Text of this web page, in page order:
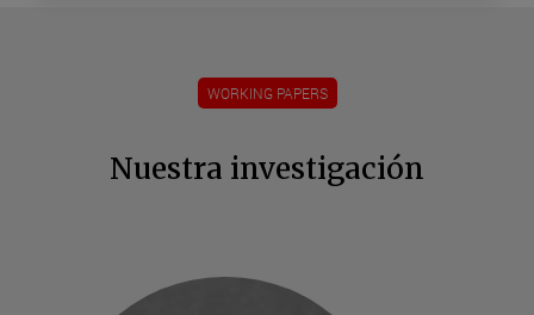
WORKING PAPERS
Nuestra investigación